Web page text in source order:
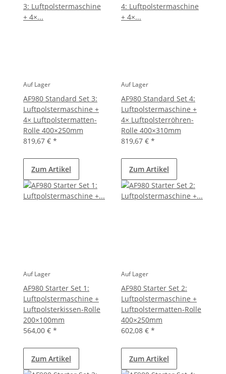
Auf Lager
AF980 Standard Set 3:
Luftpolstermaschine +
4× Luftpolstermatten-
Rolle 400×250mm
819,67 € *
Zum Artikel
Auf Lager
AF980 Standard Set 4:
Luftpolstermaschine +
4× Luftpolsterröhren-
Rolle 400×310mm
819,67 € *
Zum Artikel
Auf Lager
AF980 Starter Set 1:
Luftpolstermaschine +
Luftpolsterkissen-Rolle
200×100mm
564,00 € *
Zum Artikel
Auf Lager
AF980 Starter Set 2:
Luftpolstermaschine +
Luftpolstermatten-Rolle
400×250mm
602,08 € *
Zum Artikel